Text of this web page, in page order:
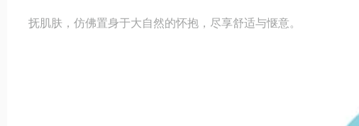
抚肌肤，仿佛置身于大自然的怀抱，尽享舒适与惬意。